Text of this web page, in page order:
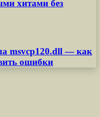
хитами без
msvcp120.dll — как
ошибки